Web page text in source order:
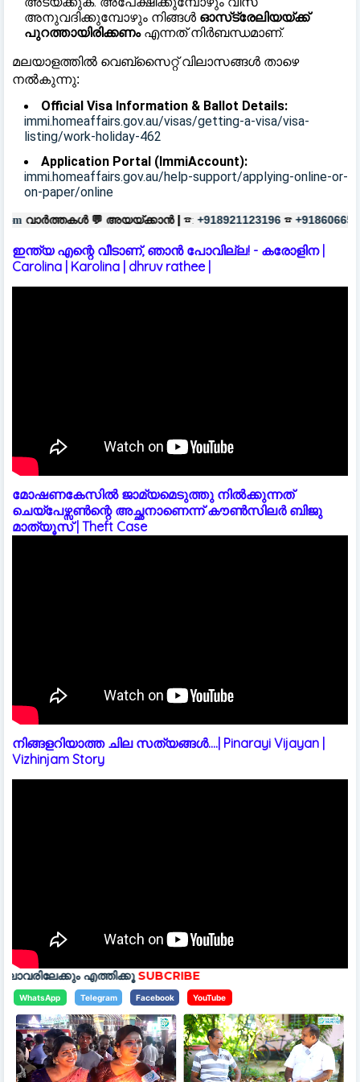
അനുവദിക്കുമ്പോഴും നിങ്ങൾ ഓസ്‌ട്രേലിയയ്ക്ക്
പുറത്തായിരിക്കണംഎന്നത് നിർബന്ധമാണ്.
മലയാളത്തിൽ വെബ്സൈറ്റ് വിലാസങ്ങൾ താഴെ
നൽകുന്നു:
Official Visa Information & Ballot Details:
immi.homeaffairs.gov.au/visas/getting-a-visa/visa-
listing/work-holiday-462
Application Portal (ImmiAccount):
immi.homeaffairs.gov.au/help-support/applying-online-or-
on-paper/online
💬അയയ്ക്കാൻ | ☎: +918921123196 ☎ +918606657037
ഇന്ത്യ എന്റെ വീടാണ്, ഞാൻ പോവില്ല! - കരോളിന |
Carolina | Karolina | dhruv rathee |
മോഷണകേസിൽ ജാമ്യമെടുത്തു നിൽക്കുന്നത്
ചെയ്പേഴ്സൺന്റെ അച്ഛനാണെന്ന് കൗൺസിലർ ബിജു
മാത്യൂസ് | Theft Case
നിങ്ങളറിയാത്ത ചില സത്യങ്ങൾ....| Pinarayi Vijayan |
Vizhinjam Story
SUBCRIBE
WhatsApp Telegram Facebook YouTube